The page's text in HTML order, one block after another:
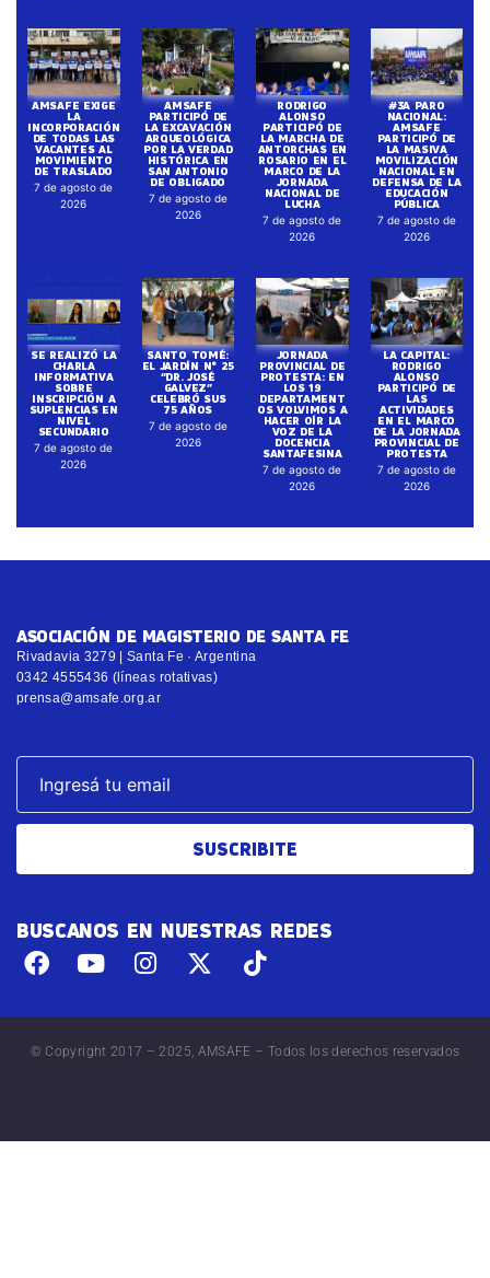
AMSAFE EXIGE
LA
INCORPORACIÓN
DE TODAS LAS
VACANTES AL
MOVIMIENTO
DE TRASLADO
7 de agosto de
2026
AMSAFE
PARTICIPÓ DE
LA EXCAVACIÓN
ARQUEOLÓGICA
POR LA VERDAD
HISTÓRICA EN
SAN ANTONIO
DE OBLIGADO
7 de agosto de
2026
RODRIGO
ALONSO
PARTICIPÓ DE
LA MARCHA DE
ANTORCHAS EN
ROSARIO EN EL
MARCO DE LA
JORNADA
NACIONAL DE
LUCHA
7 de agosto de
2026
#3A PARO
NACIONAL:
AMSAFE
PARTICIPÓ DE
LA MASIVA
MOVILIZACIÓN
NACIONAL EN
DEFENSA DE LA
EDUCACIÓN
PÚBLICA
7 de agosto de
2026
SE REALIZÓ LA
CHARLA
INFORMATIVA
SOBRE
INSCRIPCIÓN A
SUPLENCIAS EN
NIVEL
SECUNDARIO
7 de agosto de
2026
SANTO TOMÉ:
EL JARDÍN N° 25
“DR. JOSÉ
GALVEZ”
CELEBRÓ SUS
75 AÑOS
7 de agosto de
2026
JORNADA
PROVINCIAL DE
PROTESTA: EN
LOS 19
DEPARTAMENT
OS VOLVIMOS A
HACER OÍR LA
VOZ DE LA
DOCENCIA
SANTAFESINA
7 de agosto de
2026
LA CAPITAL:
RODRIGO
ALONSO
PARTICIPÓ DE
LAS
ACTIVIDADES
EN EL MARCO
DE LA JORNADA
PROVINCIAL DE
PROTESTA
7 de agosto de
2026
ASOCIACIÓN DE MAGISTERIO DE SANTA FE
Rivadavia 3279 | Santa Fe · Argentina
0342 4555436 (líneas rotativas)
prensa@amsafe.org.ar
SUSCRIBITE
BUSCANOS EN NUESTRAS REDES
© Copyright 2017 – 2025, AMSAFE – Todos los derechos reservados